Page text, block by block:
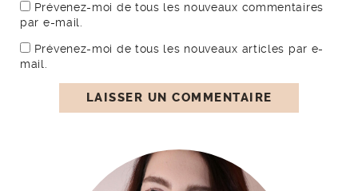
Prévenez-moi de tous les nouveaux commentaires
par e-mail.
Prévenez-moi de tous les nouveaux articles par e-
mail.